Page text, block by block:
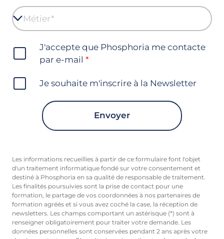
J'accepte que Phosphoria me contacte
par e-mail
Je souhaite m'inscrire à la Newsletter
Envoyer
Les informations recueillies à partir de ce formulaire font l'objet
d'un traitement informatique fondé sur votre consentement et
destiné à Phosphoria en sa qualité de responsable de traitement.
Les finalités poursuivies sont la prise de contact pour une
formation, le partage de vos coordonnées à nos partenaires de
formation agréés et si vous avez coché la case, la réception de
newsletters. Les champs comportant un astérisque (*) sont à
renseigner obligatoirement pour traiter votre demande. Les
données personnelles sont conservées pendant 2 ans après votre